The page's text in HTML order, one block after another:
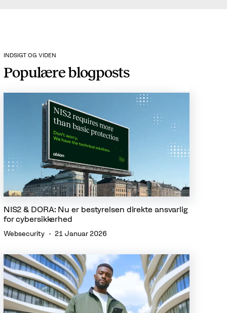
INDSIGT OG VIDEN
Populære blogposts
NIS2 & DORA: Nu er bestyrelsen direkte ansvarlig
for cybersikkerhed
Websecurity 21 Januar 2026